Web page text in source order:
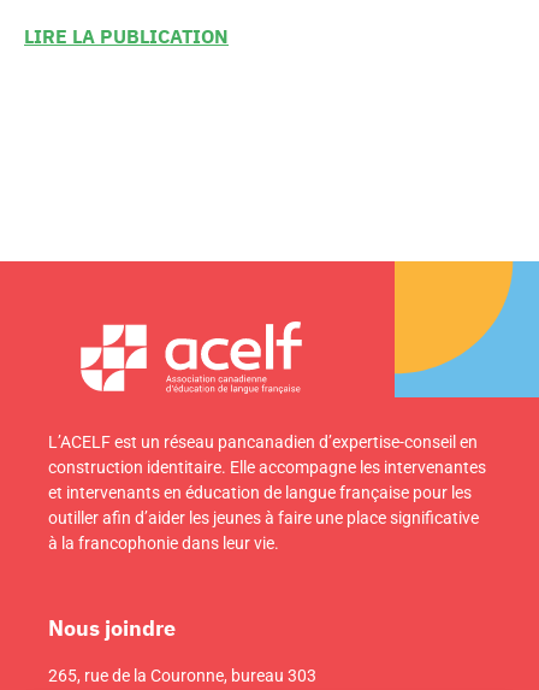
LIRE LA PUBLICATION
L’ACELF est un réseau pancanadien d’expertise-conseil en
construction identitaire. Elle accompagne les intervenantes
et intervenants en éducation de langue française pour les
outiller afin d’aider les jeunes à faire une place significative
à la francophonie dans leur vie.
Nous joindre
265, rue de la Couronne, bureau 303